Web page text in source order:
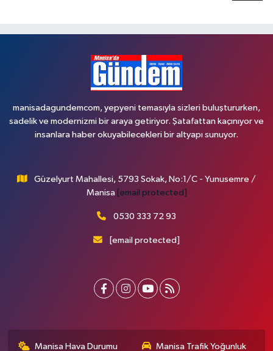
manisadagundemcom, yepyeni temasıyla sizleri buluştururken,
sadelik ve modernizmi bir araya getiriyor. Şatafattan kaçınıyor ve
insanlara haber okuyabilecekleri bir altyapı sunuyor.
Güzelyurt Mahallesi, 5793 Sokak, No:1/C - Yunusemre /
Manisa [email protected]
0530 333 72 93
[email protected]
Manisa Hava Durumu Manisa Trafik Yoğunluk